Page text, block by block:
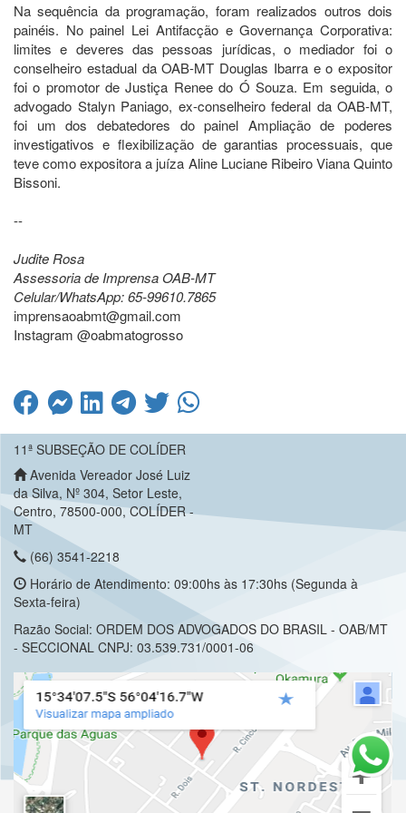
Na sequência da programação, foram realizados outros dois
painéis. No painel Lei Antifacção e Governança Corporativa:
limites e deveres das pessoas jurídicas, o mediador foi o
conselheiro estadual da OAB-MT Douglas Ibarra e o expositor
foi o promotor de Justiça Renee do Ó Souza. Em seguida, o
advogado Stalyn Paniago, ex-conselheiro federal da OAB-MT,
foi um dos debatedores do painel Ampliação de poderes
investigativos e flexibilização de garantias processuais, que
teve como expositora a juíza Aline Luciane Ribeiro Viana Quinto
Bissoni.
--
Judite Rosa
Assessoria de Imprensa OAB-MT
Celular/WhatsApp: 65-99610.7865
imprensaoabmt@gmail.com
Instagram @oabmatogrosso
11ª SUBSEÇÃO DE COLÍDER
Avenida Vereador José Luiz
da Silva, Nº 304, Setor Leste,
Centro, 78500-000, COLÍDER -
MT
(66) 3541-2218
Horário de Atendimento: 09:00hs às 17:30hs (Segunda à
Sexta-feira)
Razão Social: ORDEM DOS ADVOGADOS DO BRASIL - OAB/MT
- SECCIONAL CNPJ: 03.539.731/0001-06